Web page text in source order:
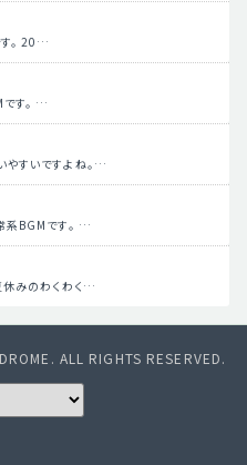
。 20…
です。 …
やすいですよね。…
系BGMです。 …
休みのわくわく…
ALL RIGHTS RESERVED.